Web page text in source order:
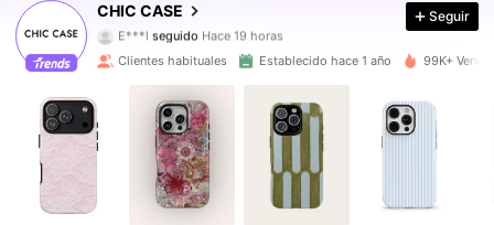
CHIC CASE
E***l seguido
s***7 está navegando
4.89
23K Seguidores
23K Seguidores
23K Seguidores
Seguir
Clientes habituales Establecido hace 1 año 99K+